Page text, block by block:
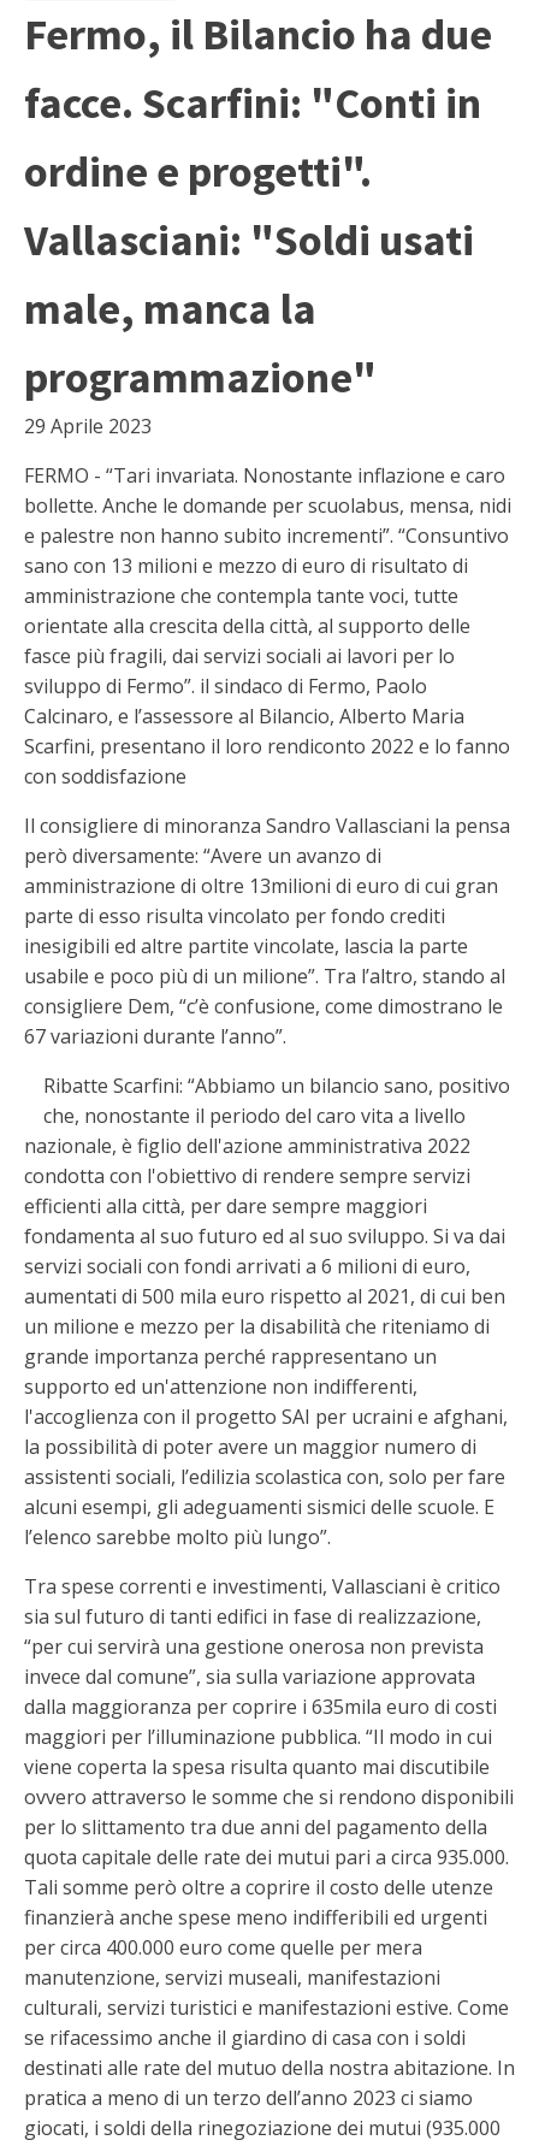
Fermo, il Bilancio ha due
facce. Scarfini: "Conti in
ordine e progetti".
Vallasciani: "Soldi usati
male, manca la
programmazione"
29 Aprile 2023
FERMO - “Tari invariata. Nonostante inflazione e caro
bollette. Anche le domande per scuolabus, mensa, nidi
e palestre non hanno subito incrementi”. “Consuntivo
sano con 13 milioni e mezzo di euro di risultato di
amministrazione che contempla tante voci, tutte
orientate alla crescita della città, al supporto delle
fasce più fragili, dai servizi sociali ai lavori per lo
sviluppo di Fermo”. il sindaco di Fermo, Paolo
Calcinaro, e l’assessore al Bilancio, Alberto Maria
Scarfini, presentano il loro rendiconto 2022 e lo fanno
con soddisfazione
Il consigliere di minoranza Sandro Vallasciani la pensa
però diversamente: “Avere un avanzo di
amministrazione di oltre 13milioni di euro di cui gran
parte di esso risulta vincolato per fondo crediti
inesigibili ed altre partite vincolate, lascia la parte
usabile e poco più di un milione”. Tra l’altro, stando al
consigliere Dem, “c’è confusione, come dimostrano le
67 variazioni durante l’anno”.
Ribatte Scarfini: “Abbiamo un bilancio sano, positivo
che, nonostante il periodo del caro vita a livello
nazionale, è figlio dell'azione amministrativa 2022
condotta con l'obiettivo di rendere sempre servizi
efficienti alla città, per dare sempre maggiori
fondamenta al suo futuro ed al suo sviluppo. Si va dai
servizi sociali con fondi arrivati a 6 milioni di euro,
aumentati di 500 mila euro rispetto al 2021, di cui ben
un milione e mezzo per la disabilità che riteniamo di
grande importanza perché rappresentano un
supporto ed un'attenzione non indifferenti,
l'accoglienza con il progetto SAI per ucraini e afghani,
la possibilità di poter avere un maggior numero di
assistenti sociali, l’edilizia scolastica con, solo per fare
alcuni esempi, gli adeguamenti sismici delle scuole. E
l’elenco sarebbe molto più lungo”.
Tra spese correnti e investimenti, Vallasciani è critico
sia sul futuro di tanti edifici in fase di realizzazione,
“per cui servirà una gestione onerosa non prevista
invece dal comune”, sia sulla variazione approvata
dalla maggioranza per coprire i 635mila euro di costi
maggiori per l’illuminazione pubblica. “Il modo in cui
viene coperta la spesa risulta quanto mai discutibile
ovvero attraverso le somme che si rendono disponibili
per lo slittamento tra due anni del pagamento della
quota capitale delle rate dei mutui pari a circa 935.000.
Tali somme però oltre a coprire il costo delle utenze
finanzierà anche spese meno indifferibili ed urgenti
per circa 400.000 euro come quelle per mera
manutenzione, servizi museali, manifestazioni
culturali, servizi turistici e manifestazioni estive. Come
se rifacessimo anche il giardino di casa con i soldi
destinati alle rate del mutuo della nostra abitazione. In
pratica a meno di un terzo dell’anno 2023 ci siamo
giocati, i soldi della rinegoziazione dei mutui (935.000